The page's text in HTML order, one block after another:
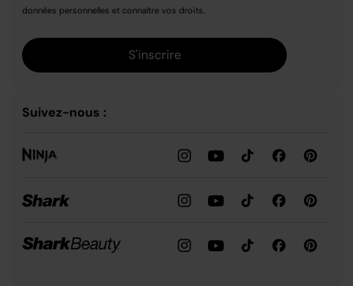
données personnelles et connaître vos droits.
S'inscrire
Suivez-nous :